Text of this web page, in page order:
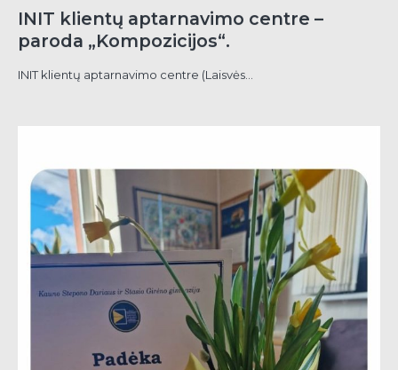
INIT klientų aptarnavimo centre –
paroda „Kompozicijos“.
INIT klientų aptarnavimo centre (Laisvės...